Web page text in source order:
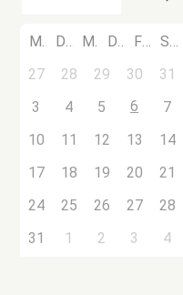
M D M D F S
27
28 29 30 31
3
4 5 6 7
10
11 12 13 14
17
18 19 20 21
24
25 26 27 28
31
1 2 3 4